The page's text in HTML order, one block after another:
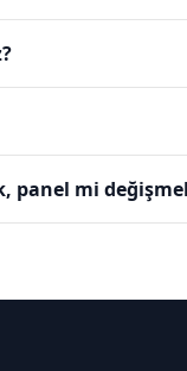
panel mi